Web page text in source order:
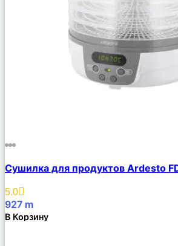
Описание
Избранное
Сушилка для продуктов Ardesto
5.0
927 m
В Корзину